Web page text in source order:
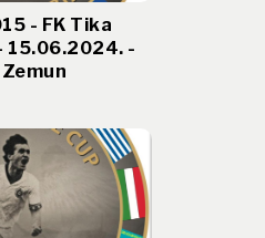
- FK Tika
15.06.2024. -